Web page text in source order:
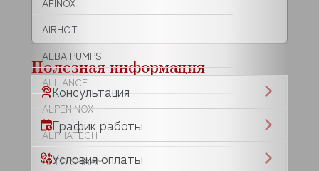
AFINOX
AIRHOT
ALBA PUMPS
ALLIANCE
ALPENINOX
ALPHATECH
ALTO SHAAM
Полезная информация
Консультация
График работы
Условия оплаты